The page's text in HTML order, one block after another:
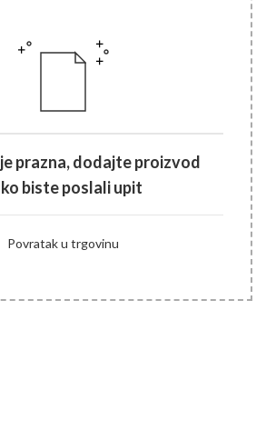
prazna, dodajte proizvod
biste poslali upit
Povratak u trgovinu